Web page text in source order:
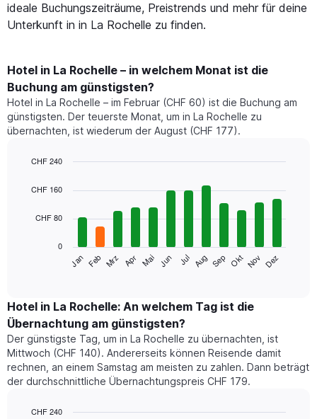
ideale Buchungszeiträume, Preistrends und mehr für deine
Unterkunft in in La Rochelle zu finden.
Hotel in La Rochelle – in welchem Monat ist die
Buchung am günstigsten?
Hotel in La Rochelle – im Februar (CHF 60) ist die Buchung am
günstigsten. Der teuerste Monat, um in La Rochelle zu
übernachten, ist wiederum der August (CHF 177).
chart
bars.
den
durchschnittlichen
Zimmerpreis
im
jeweiligen
Monat
an.
Diagramm
graphic.
Jan Feb Mrz Apr Mai Jun Jul Aug Sep Okt Nov Dez
0
CHF 80
CHF 160
CHF 240
Hotel in La Rochelle: An welchem Tag ist die
Übernachtung am günstigsten?
Der günstigste Tag, um in La Rochelle zu übernachten, ist
Mittwoch (CHF 140). Andererseits können Reisende damit
rechnen, an einem Samstag am meisten zu zahlen. Dann beträgt
der durchschnittliche Übernachtungspreis CHF 179.
CHF 240